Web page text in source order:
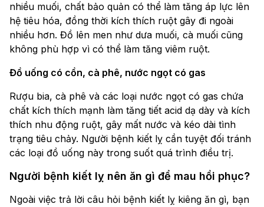
nhiều muối, chất bảo quản có thể làm tăng áp lực lên
hệ tiêu hóa, đồng thời kích thích ruột gây đi ngoài
nhiều hơn. Đồ lên men như dưa muối, cà muối cũng
không phù hợp vì có thể làm tăng viêm ruột.
Đồ uống có cồn, cà phê, nước ngọt có gas
Rượu bia, cà phê và các loại nước ngọt có gas chứa
chất kích thích mạnh làm tăng tiết acid dạ dày và kích
thích nhu động ruột, gây mất nước và kéo dài tình
trạng tiêu chảy. Người bệnh kiết lỵ cần tuyệt đối tránh
các loại đồ uống này trong suốt quá trình điều trị.
Người bệnh kiết lỵ nên ăn gì để mau hồi phục?
Ngoài việc trả lời câu hỏi bệnh kiết lỵ kiêng ăn gì, bạn